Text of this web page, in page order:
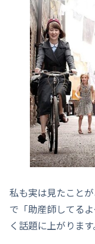
私も実は見たこと
で「助産師してる
く話題に上がります